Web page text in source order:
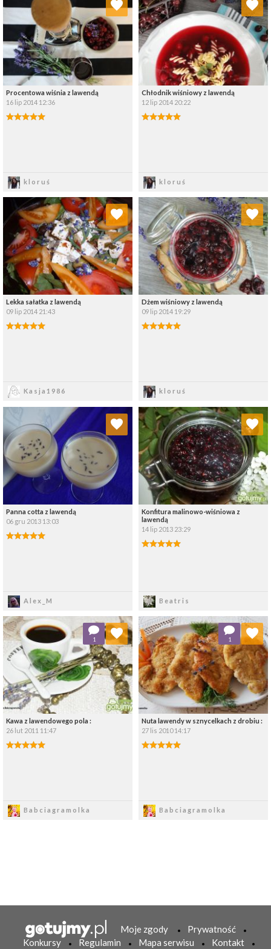
Procentowa wiśnia z lawendą
16 lip 2014 12:36
kloruś
Wybierz listę:
Chłodnik wiśniowy z lawendą
12 lip 2014 20:22
kloruś
Wybierz listę:
Lekka sałatka z lawendą
09 lip 2014 21:43
Kasja1986
Dodaj do ulubionych
Wybierz listę:
Dżem wiśniowy z lawendą
09 lip 2014 19:29
kloruś
Dodaj do ulubionych
Wybierz listę:
Panna cotta z lawendą
06 gru 2013 13:03
Alex_M
Dodaj do ulubionych
Wybierz listę:
Konfitura malinowo-wiśniowa z
lawendą
14 lip 2013 23:29
Beatris
Dodaj do ulubionych
Wybierz listę:
Kawa z lawendowego pola :
26 lut 2011 11:47
Babciagramolka
1
Dodaj do ulubionych
Wybierz listę:
Nuta lawendy w sznycelkach z drobiu :
27 lis 2010 14:17
Babciagramolka
1
Dodaj do ulubionych
Wybierz listę:
Moje zgody
Prywatność
Konkursy
Regulamin Mapa serwisu Kontakt